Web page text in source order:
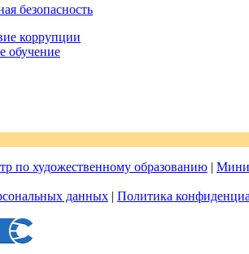
безопасность
коррупции
обучение
по художественному образованию |
данных | Политика